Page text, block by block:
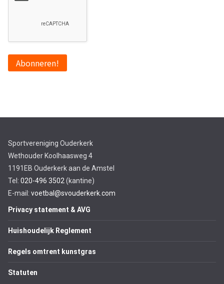
Sportvereniging Ouderkerk
Wethouder Koolhaasweg 4
1191EB Ouderkerk aan de Amstel
Tel: 020-496 3502 (kantine)
E-mail: voetbal@svouderkerk.com
Privacy statement & AVG
Huishoudelijk Reglement
Regels omtrent kunstgras
Statuten